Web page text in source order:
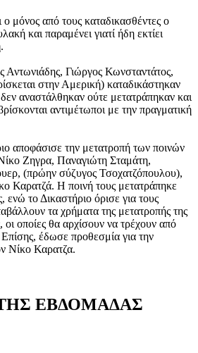
μόνος από τους καταδικασθέντες ο
και παραμένει γιατί ήδη εκτίει
Γιώργος Κωνσταντάτος,
στην Αμερική) καταδικάστηκαν
αναστάλθηκαν ούτε μετατράπηκαν και
αντιμέτωποι με την πραγματική
αποφάσισε την μετατροπή των ποινών
Ζηγρα, Παναγιώτη Σταμάτη,
(πρώην σύζυγος Τσοχατζόπουλου),
Καρατζά. Η ποινή τους μετατράπηκε
το Δικαστήριο όρισε για τους
τα χρήματα της μετατροπής της
οι οποίες θα αρχίσουν να τρέχουν από
έδωσε προθεσμία για την
Νίκο Καρατζα.
ΕΒΔΟΜΑΔΑΣ